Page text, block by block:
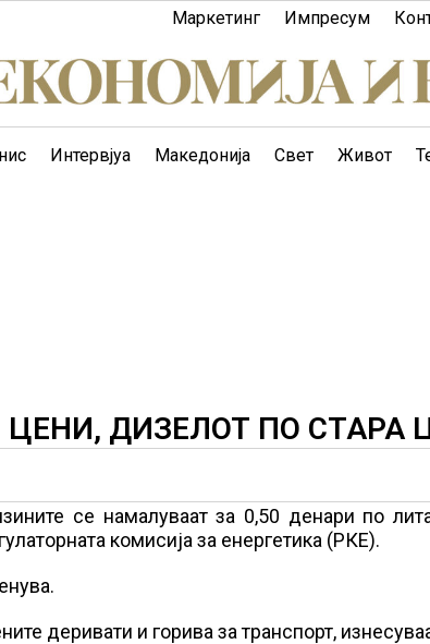
Маркетинг Импресум
Интервјуа Македонија Свет Живот
ДИЗЕЛОТ ПО СТАРА
се намалуваат за 0,50 денари по
комисија за енергетика (РКЕ).
деривати и горива за транспорт,